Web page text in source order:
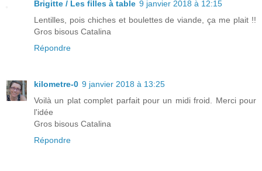
Brigitte / Les filles à table 9 janvier 2018 à 12:15
Lentilles, pois chiches et boulettes de viande, ça me plait !!
Gros bisous Catalina
Répondre
kilometre-0 9 janvier 2018 à 13:25
Voilà un plat complet parfait pour un midi froid. Merci pour
l'idée
Gros bisous Catalina
Répondre